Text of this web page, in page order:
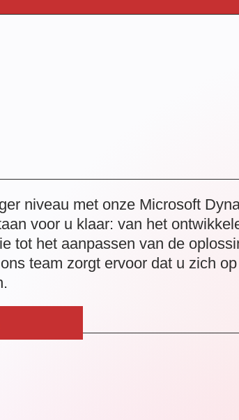
niveau met onze Microsoft
voor u klaar: van het
tot het aanpassen van de
team zorgt ervoor dat u zich